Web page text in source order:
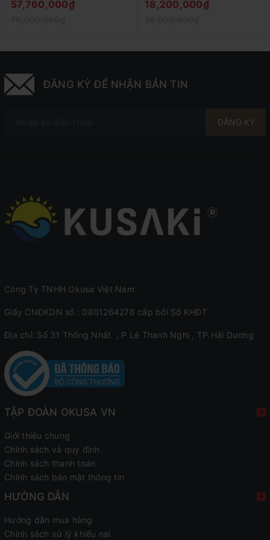
tải trọng cực khủng
bước chạy thêm hăng hái. Máy có trọng lượng 82kg cùng
khung sườn cứng cáp giúp K196 không hề bị rung lắc
hay phát ra tiếng ồn lớn dù bạn đang chạy với vận tốc
cao. Từng bộ phận được lắp ráp với nhau với hệ thống ốc
inox vô cùng chắc chắn, lớp sơn tĩnh điện bền màu với
thời gian giúp cho chiếc máy luôn giữ được độ mới như
Trải nghiệm leo núi với độ
dốc 15%
Máy chạy bộ
tự động lên đến 15%. Công nghệ mô phỏng đường chạy
thật cho cảm giác chạy chân thực nhất. Người dùng thoải
57,760,000₫ 18,200,000₫
ĐĂNG KÝ ĐỂ NHẬN BẢN TIN
ĐĂNG KÝ
Công Ty TNHH Okusa Việt Nam
Giấy CNĐKDN số : 0801264276 cấp bởi Sở KHĐT
Địa chỉ: Số 31 Thống Nhất , P Lê Thanh Nghị , TP.Hải Dương
TẬP ĐOÀN OKUSA VN
Giới thiệu chung
Chính sách và quy định
Chính sách thanh toán
Chính sách bảo mật thông tin
HƯỚNG DẪN
Hướng dẫn mua hàng
Chính sách xử lý khiếu nại